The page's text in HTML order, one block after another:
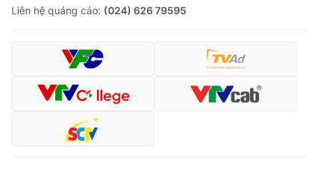
Liên hệ quảng cáo: (024) 626 79595